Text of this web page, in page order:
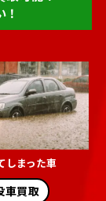
しまった車
車買取